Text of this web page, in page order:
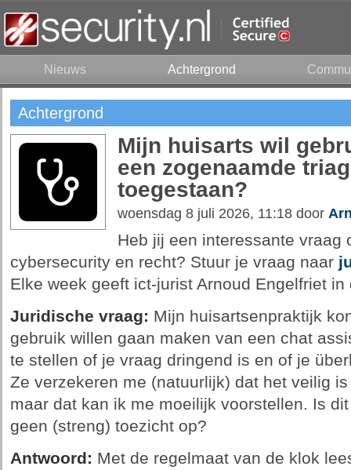
Nieuws Achtergrond
Achtergrond
Mijn huisarts wil
een zogenaamde
toegestaan?
woensdag 8 juli 2026, 11:18 door
Heb jij een interessante vraag
cybersecurity en recht? Stuur je vraag naar
Elke week geeft ict-jurist Arnoud Engelfriet
Juridische vraag: Mijn huisartsenpraktijk
gebruik willen gaan maken van een chat
te stellen of je vraag dringend is en of je
Ze verzekeren me (natuurlijk) dat het veilig
maar dat kan ik me moeilijk voorstellen. Is
geen (streng) toezicht op?
Antwoord: Met de regelmaat van de klok